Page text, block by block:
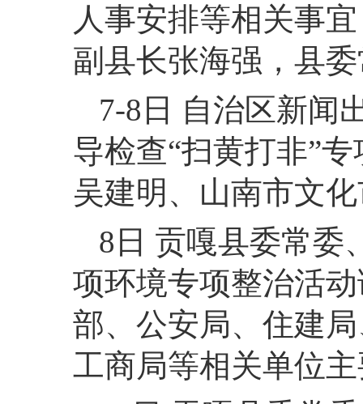
人事安排等相关事
副县长张海强，县
7-8日 自治区新闻
导检查“扫黄打非”
吴建明、山南市文
8日 贡嘎县委常委
项环境专项整治活
部、公安局、住建
工商局等相关单位